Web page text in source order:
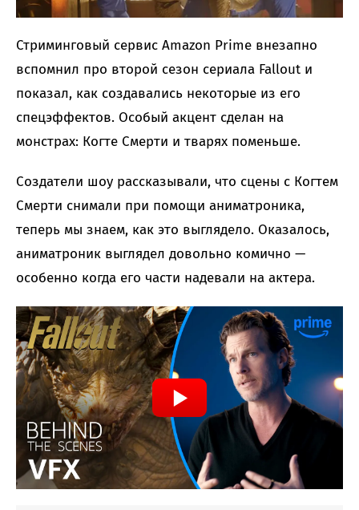
Стриминговый сервис Amazon Prime внезапно
вспомнил про второй сезон сериала Fallout и
показал, как создавались некоторые из его
спецэффектов. Особый акцент сделан на
монстрах: Когте Смерти и тварях поменьше.
Создатели шоу рассказывали, что сцены с Когтем
Смерти снимали при помощи аниматроника,
теперь мы знаем, как это выглядело. Оказалось,
аниматроник выглядел довольно комично —
особенно когда его части надевали на актера.